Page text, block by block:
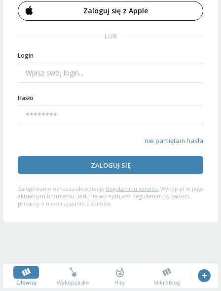
Zaloguj się z Apple
LUB
Login
Hasło
nie pamiętam hasła
ZALOGUJ SIĘ
Zalogowanie oznacza akceptację Regulaminu serwisu Wykop.pl w jego
aktualnym brzmieniu. Jeśli nie akceptujesz Regulaminu w całości,
prosimy o niekorzystanie z serwisu.
Główna Wykopalisko Hity Mikroblog